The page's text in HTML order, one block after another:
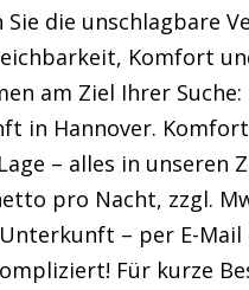
Sie die unschlagbare
Komfort
am Ziel Ihrer
in Hannover.
– alles in unseren
pro Nacht, zzgl.
– per E-
Für kurze